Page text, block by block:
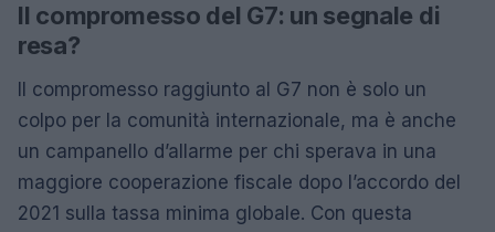
Il compromesso del G7: un segnale di
resa?
Il compromesso raggiunto al G7 non è solo un
colpo per la comunità internazionale, ma è anche
un campanello d’allarme per chi sperava in una
maggiore cooperazione fiscale dopo l’accordo del
2021 sulla tassa minima globale. Con questa